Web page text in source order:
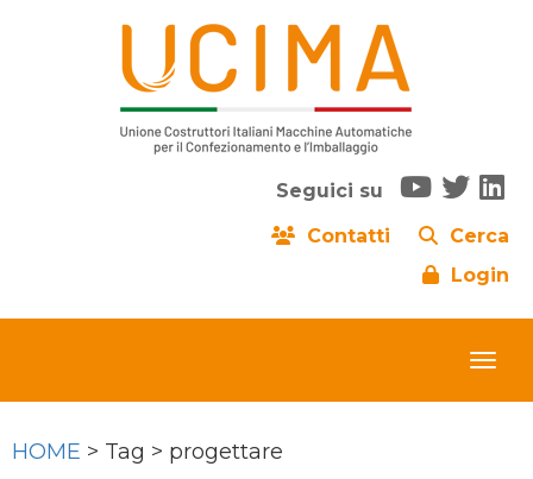
Seguici su
Contatti
Cerca
Login
HOME > Tag > progettare